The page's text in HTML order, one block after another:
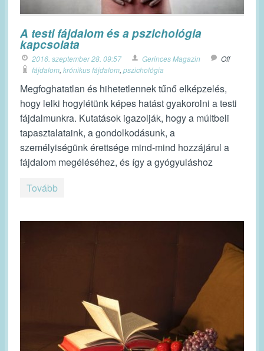
A testi fájdalom és a pszichológia
kapcsolata
2016. szeptember 28. 09:57 Gerinces Magazin
Off
fájdalom, krónikus fájdalom, pszichológia
Megfoghatatlan és hihetetlennek tűnő elképzelés,
hogy lelki hogylétünk képes hatást gyakorolni a testi
fájdalmunkra. Kutatások igazolják, hogy a múltbeli
tapasztalataink, a gondolkodásunk, a
személyiségünk érettsége mind-mind hozzájárul a
fájdalom megéléséhez, és így a gyógyuláshoz
Tovább